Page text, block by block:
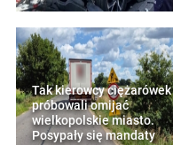
Tak kierowcy ciężarówek
próbowali omijać
wielkopolskie miasto.
Posypały się mandaty